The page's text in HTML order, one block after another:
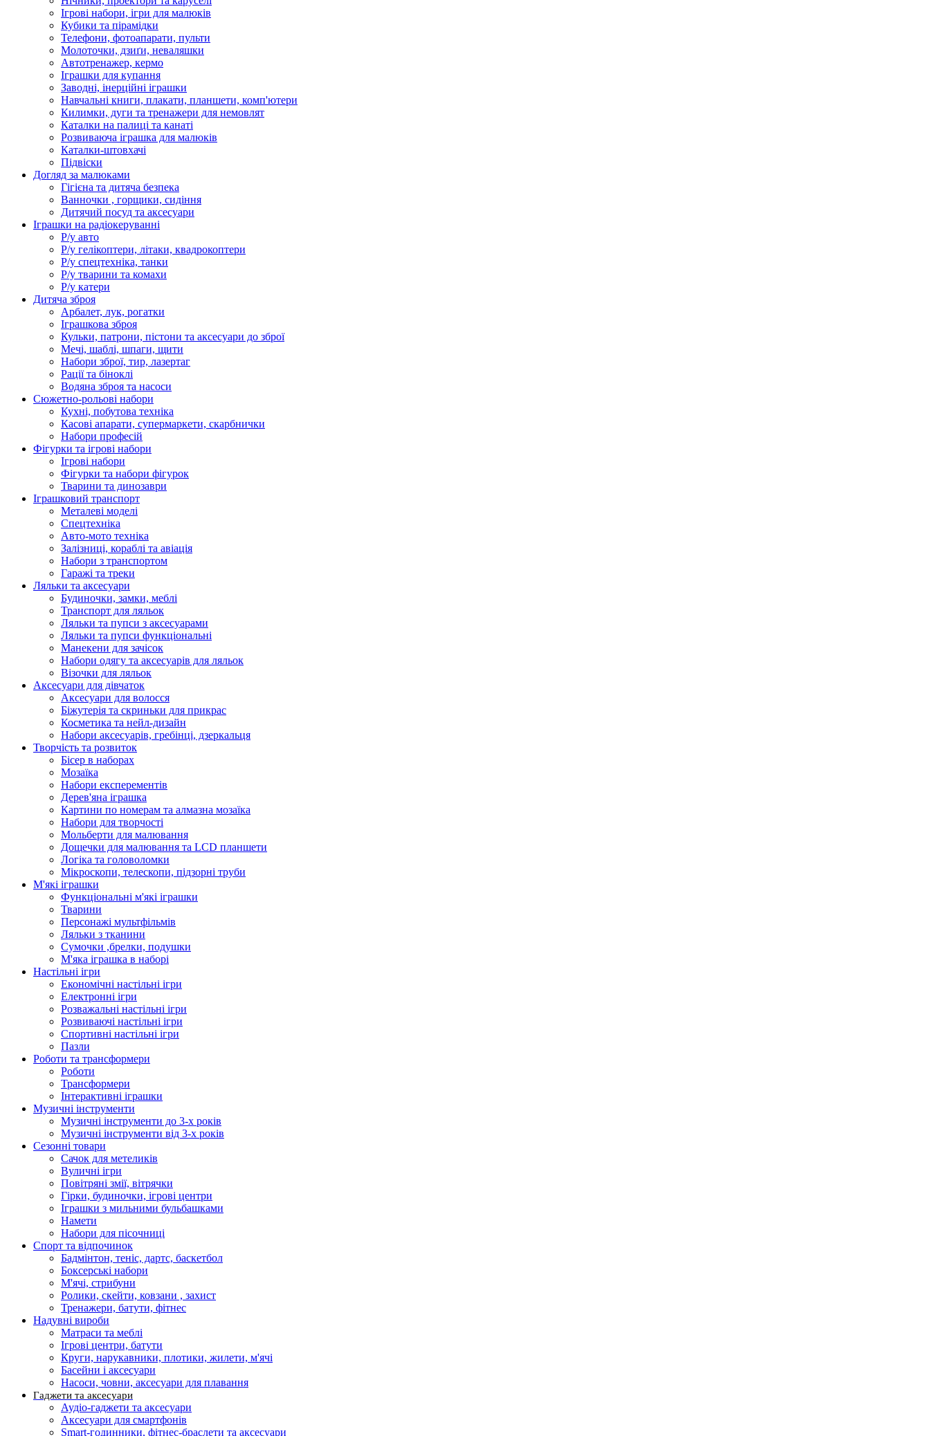
Ігрові набори, ігри для малюків
Кубики та пірамідки
Телефони, фотоапарати, пульти
Молоточки, дзиґи, неваляшки
Автотренажер, кермо
Іграшки для купання
Заводні, інерційні іграшки
Навчальні книги, плакати, планшети, комп'ютери
Килимки, дуги та тренажери для немовлят
Каталки на палиці та канаті
Розвиваюча іграшка для малюків
Каталки-штовхачі
Підвіски
Догляд за малюками
Гігієна та дитяча безпека
Ванночки , горщики, сидіння
Дитячий посуд та аксесуари
Іграшки на радіокеруванні
Р/у авто
Р/у гелікоптери, літаки, квадрокоптери
Р/у спецтехніка, танки
Р/у тварини та комахи
Р/у катери
Дитяча зброя
Арбалет, лук, рогатки
Іграшкова зброя
Кульки, патрони, пістони та аксесуари до зброї
Мечі, шаблі, шпаги, щити
Набори зброї, тир, лазертаг
Рації та біноклі
Водяна зброя та насоси
Сюжетно-рольові набори
Кухні, побутова техніка
Касові апарати, супермаркети, скарбнички
Набори професій
Фігурки та ігрові набори
Ігрові набори
Фігурки та набори фігурок
Тварини та динозаври
Іграшковий транспорт
Металеві моделі
Спецтехніка
Авто-мото техніка
Залізниці, кораблі та авіація
Набори з транспортом
Гаражі та треки
Ляльки та аксесуари
Будиночки, замки, меблі
Транспорт для ляльок
Ляльки та пупси з аксесуарами
Ляльки та пупси функціональні
Манекени для зачісок
Набори одягу та аксесуарів для ляльок
Візочки для ляльок
Аксесуари для дівчаток
Аксесуари для волосся
Біжутерія та скриньки для прикрас
Косметика та нейл-дизайн
Набори аксесуарів, гребінці, дзеркальця
Творчість та розвиток
Бісер в наборах
Мозаїка
Набори експерементів
Дерев'яна іграшка
Картини по номерам та алмазна мозаїка
Набори для творчості
Мольберти для малювання
Дощечки для малювання та LCD планшети
Логіка та головоломки
Мікроскопи, телескопи, підзорні труби
М'які іграшки
Функціональні м'які іграшки
Тварини
Персонажі мультфільмів
Ляльки з тканини
Сумочки ,брелки, подушки
М'яка іграшка в наборі
Настільні ігри
Економічні настільні ігри
Електронні ігри
Розважальні настільні ігри
Розвиваючі настільні ігри
Спортивні настільні ігри
Пазли
Роботи та трансформери
Роботи
Трансформери
Інтерактивні іграшки
Музичні інструменти
Музичні інструменти до 3-х років
Музичні інструменти від 3-х років
Сезонні товари
Сачок для метеликів
Вуличні ігри
Повітряні змії, вітрячки
Гірки, будиночки, ігрові центри
Іграшки з мильними бульбашками
Намети
Набори для пісочниці
Спорт та відпочинок
Бадмінтон, теніс, дартс, баскетбол
Боксерські набори
М'ячі, стрибуни
Ролики, скейти, ковзани , захист
Тренажери, батути, фітнес
Надувні вироби
Матраси та меблі
Ігрові центри, батути
Круги, нарукавники, плотики, жилети, м'ячі
Басейни і аксесуари
Насоси, човни, аксесуари для плавання
Гаджети та аксесуари
Аудіо-гаджети та аксесуари
Аксесуари для смартфонів
Smart-годинники, фітнес-браслети та аксесуари